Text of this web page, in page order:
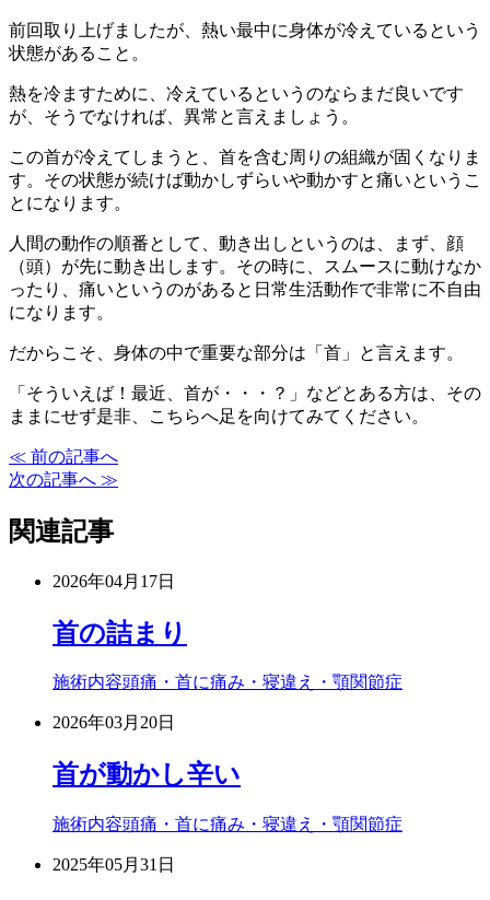
前回取り上げましたが、熱い最中に身体が冷えているという
状態があること。
熱を冷ますために、冷えているというのならまだ良いです
が、そうでなければ、異常と言えましょう。
この首が冷えてしまうと、首を含む周りの組織が固くなりま
す。その状態が続けば動かしずらいや動かすと痛いというこ
とになります。
人間の動作の順番として、動き出しというのは、まず、顔
（頭）が先に動き出します。その時に、スムースに動けなか
ったり、痛いというのがあると日常生活動作で非常に不自由
になります。
だからこそ、身体の中で重要な部分は「首」と言えます。
「そういえば！最近、首が・・・？」などとある方は、その
ままにせず是非、こちらへ足を向けてみてください。
≪ 前の記事へ
次の記事へ ≫
関連記事
2026年04月17日
首の詰まり
施術内容頭痛・首に痛み・寝違え・顎関節症
2026年03月20日
首が動かし辛い
施術内容頭痛・首に痛み・寝違え・顎関節症
2025年05月31日